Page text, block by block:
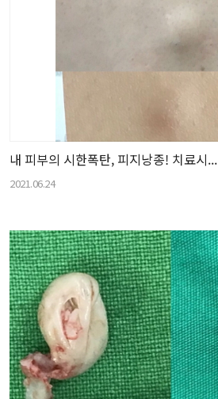
내 피부의 시한폭탄, 피지낭종! 치료시...
2021.06.24